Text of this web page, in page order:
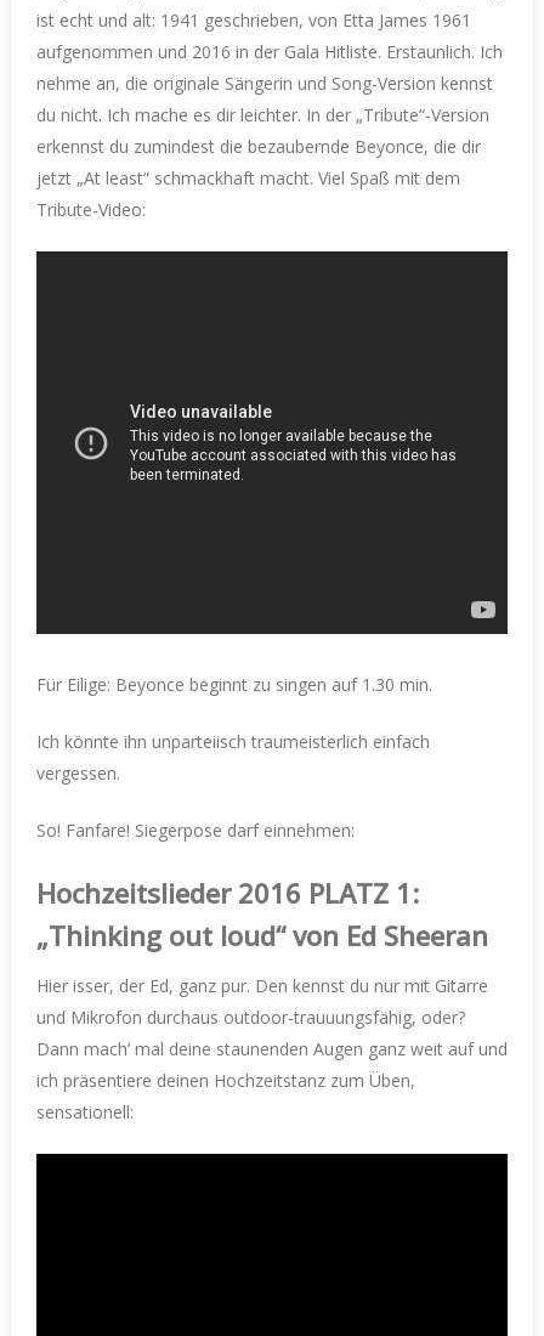
ist echt und alt: 1941 geschrieben, von Etta James 1961
aufgenommen und 2016 in der Gala Hitliste. Erstaunlich. Ich
nehme an, die originale Sängerin und Song-Version kennst
du nicht. Ich mache es dir leichter. In der „Tribute“-Version
erkennst du zumindest die bezaubernde Beyonce, die dir
jetzt „At least“ schmackhaft macht. Viel Spaß mit dem
Tribute-Video:
Für Eilige: Beyonce beginnt zu singen auf 1.30 min.
Ich könnte ihn unparteiisch traumeisterlich einfach
vergessen.
So! Fanfare! Siegerpose darf einnehmen:
Hochzeitslieder 2016 PLATZ 1:
„Thinking out loud“ von Ed Sheeran
Hier isser, der Ed, ganz pur. Den kennst du nur mit Gitarre
und Mikrofon durchaus outdoor-trauuungsfähig, oder?
Dann mach’ mal deine staunenden Augen ganz weit auf und
ich präsentiere deinen Hochzeitstanz zum Üben,
sensationell: